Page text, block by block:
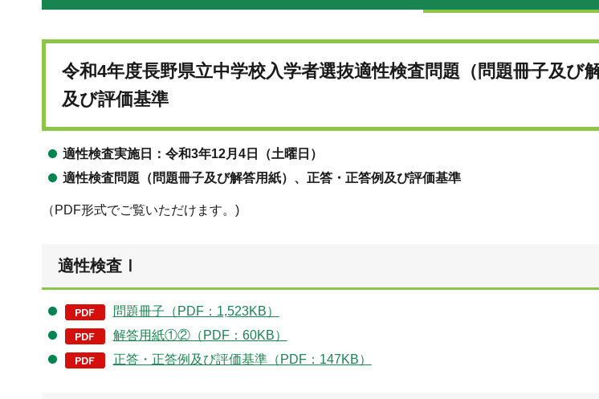
令和4年度長野県立中学校入学者選抜適性検査問題（問題冊子及び
及び評価基準
適性検査実施日：令和3年12月4日（土曜日）
適性検査問題（問題冊子及び解答用紙）、正答・正答例及び評価基準
（PDF形式でご覧いただけます。)
適性検査Ⅰ
問題冊子（PDF：1,523KB）
解答用紙①②（PDF：60KB）
正答・正答例及び評価基準（PDF：147KB）